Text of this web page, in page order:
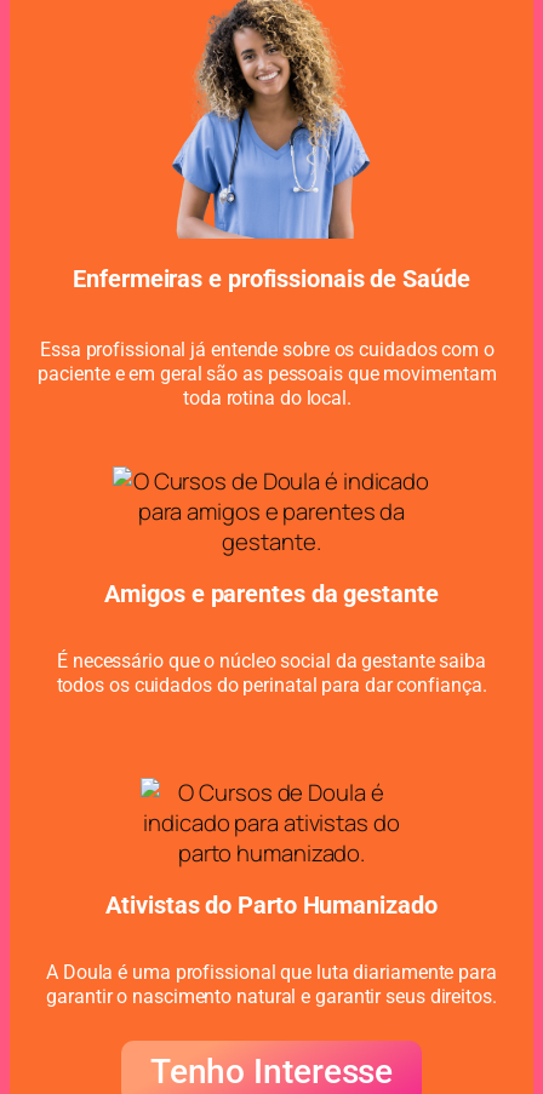
Enfermeiras e profissionais de Saúde
Essa profissional já entende sobre os cuidados com o
paciente e em geral são as pessoais que movimentam
toda rotina do local.
Amigos e parentes da gestante
É necessário que o núcleo social da gestante saiba
todos os cuidados do perinatal para dar confiança.
Ativistas do Parto Humanizado
A Doula é uma profissional que luta diariamente para
garantir o nascimento natural e garantir seus direitos.
Tenho Interesse